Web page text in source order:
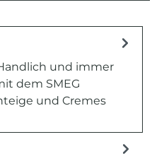
und immer
dem SMEG
und Cremes